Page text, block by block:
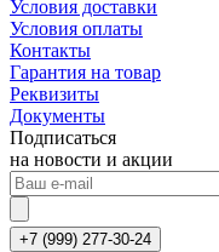
Условия доставки
Условия оплаты
Контакты
Гарантия на товар
Реквизиты
Документы
Подписаться
на новости и акции
+7 (999) 277-30-24